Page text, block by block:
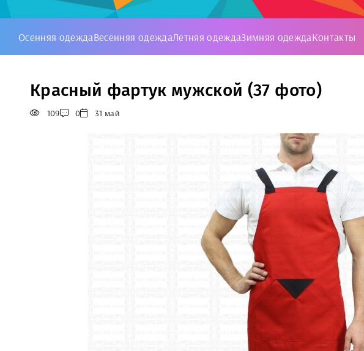
Осенняя одеждаВесенняя одеждаЛетняя одеждаЗимняя одеждаКонтакты
Красный фартук мужской (37 фото)
109 0 31 май